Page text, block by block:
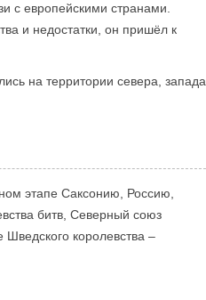
с европейскими странами.
и недостатки, он пришёл к
на территории севера, запада
этапе Саксонию, Россию,
битв, Северный союз
королевства –